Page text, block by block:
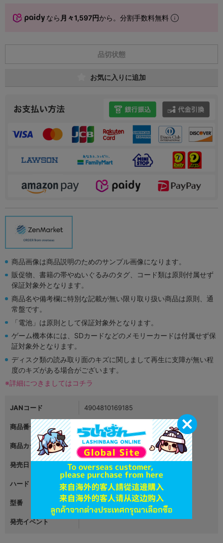
なら 月々1,597円から。分割手数料無料
品切状態
お気に入りに追加
商品画像は商品説明のためのサンプル画像になります。
販促物、書籍の帯やぬいぐるみのタグ、コード類は原則付属せず
保証対象外となります。
商品名や備考欄に特別な記載が無い限り取り扱い商品は原則、通
常盤です。
「電池」は原則として保証対象外となります。
ゲーム機本体には、SDカードなどのメモリーカードは付属せず保
証対象外となります。
ディスク類の読み取り面のキズに関しまして再生に支障が無い程
度のキズがある場合がございます。
※詳細につきましてはコチラ
JANコード 4904810169185
商品番号 L03687501
商品カテゴリ ゲーム
発売日 2020年11月26日
ハード Nintendo Switch
型番 HAC-P-AYUDA
発売イベント